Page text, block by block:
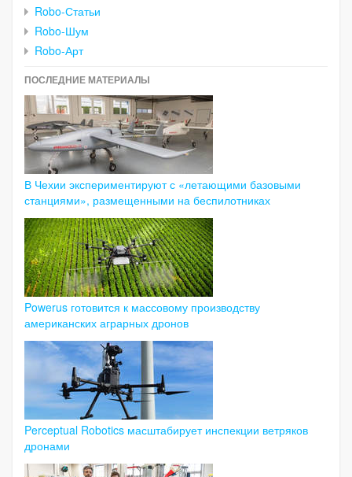
Robo-Статьи
Robo-Шум
Robo-Арт
ПОСЛЕДНИЕ МАТЕРИАЛЫ
В Чехии экспериментируют с «летающими базовыми
станциями», размещенными на беспилотниках
Powerus готовится к массовому производству
американских аграрных дронов
Perceptual Robotics масштабирует инспекции ветряков
дронами